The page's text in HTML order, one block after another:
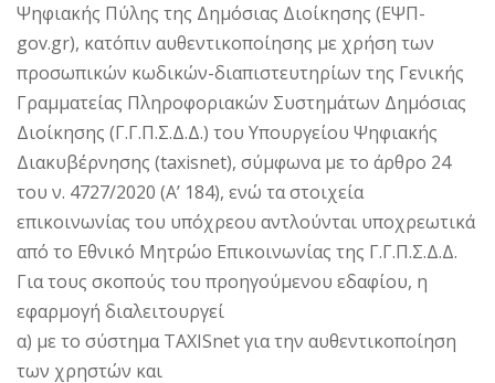
Ψηφιακής Πύλης της Δημόσιας Διοίκησης (ΕΨΠ-
gov.gr), κατόπιν αυθεντικοποίησης με χρήση των
προσωπικών κωδικών-διαπιστευτηρίων της Γενικής
Γραμματείας Πληροφοριακών Συστημάτων Δημόσιας
Διοίκησης (Γ.Γ.Π.Σ.Δ.Δ.) του Υπουργείου Ψηφιακής
Διακυβέρνησης (taxisnet), σύμφωνα με το άρθρο 24
του ν. 4727/2020 (Α’ 184), ενώ τα στοιχεία
επικοινωνίας του υπόχρεου αντλούνται υποχρεωτικά
από το Εθνικό Μητρώο Επικοινωνίας της Γ.Γ.Π.Σ.Δ.Δ.
Για τους σκοπούς του προηγούμενου εδαφίου, η
εφαρμογή διαλειτουργεί
α) με το σύστημα TAXISnet για την αυθεντικοποίηση
των χρηστών και